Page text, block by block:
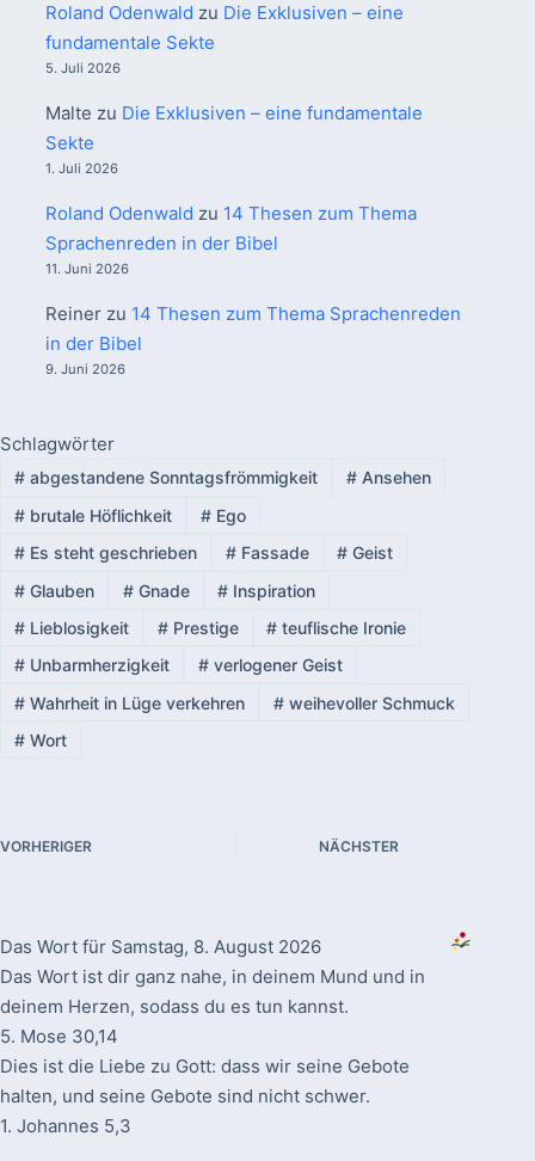
Roland Odenwald zu Die Exklusiven – eine
fundamentale Sekte
5. Juli 2026
Malte zu Die Exklusiven – eine fundamentale
Sekte
1. Juli 2026
Roland Odenwald zu 14 Thesen zum Thema
Sprachenreden in der Bibel
11. Juni 2026
Reinerzu 14 Thesen zum Thema Sprachenreden
in der Bibel
9. Juni 2026
Schlagwörter
#abgestandene Sonntagsfrömmigkeit #Ansehen
#brutale Höflichkeit #Ego
#Es steht geschrieben #Fassade # Geist
#Glauben #Gnade # Inspiration
#Lieblosigkeit #Prestige # teuflische Ironie
#Unbarmherzigkeit #verlogener Geist
#Wahrheit in Lüge verkehren #weihevoller Schmuck
#Wort
VORHERIGER NÄCHSTER
Das Wort für Samstag, 8. August 2026
Das Wort ist dir ganz nahe, in deinem Mund und in
deinem Herzen, sodass du es tun kannst.
5. Mose 30,14
Dies ist die Liebe zu Gott: dass wir seine Gebote
halten, und seine Gebote sind nicht schwer.
1. Johannes 5,3